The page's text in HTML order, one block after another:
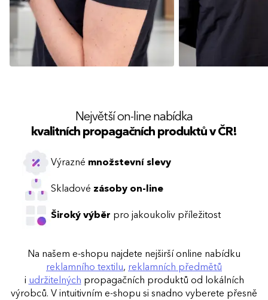
Největší on-line nabídka
kvalitních propagačních produktů v ČR!
Výrazné množstevní slevy
Skladové zásoby on-line
Široký výběr pro jakoukoliv příležitost
Na našem e-shopu najdete nejširší online nabídku
reklamního textilu, reklamních předmětů
i udržitelných propagačních produktů od lokálních
výrobců. V intuitivním e-shopu si snadno vyberete přesně